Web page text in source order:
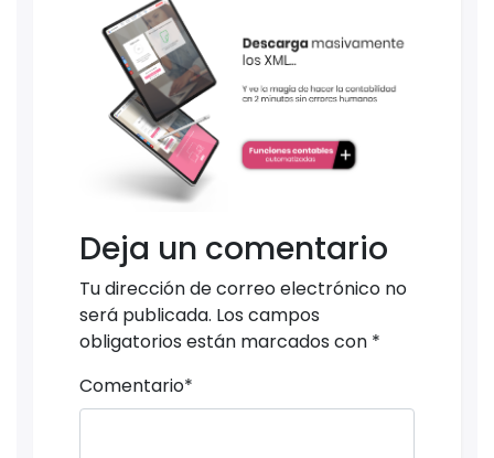
Deja un comentario
Tu dirección de correo electrónico no
será publicada. Los campos
obligatorios están marcados con *
Comentario*